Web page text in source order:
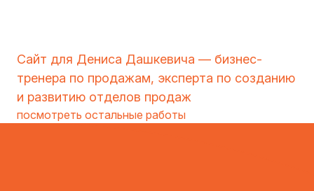
Сайт для Дениса Дашкевича — бизнес-
тренера по продажам, эксперта по созданию
и развитию отделов продаж
посмотреть остальные работы